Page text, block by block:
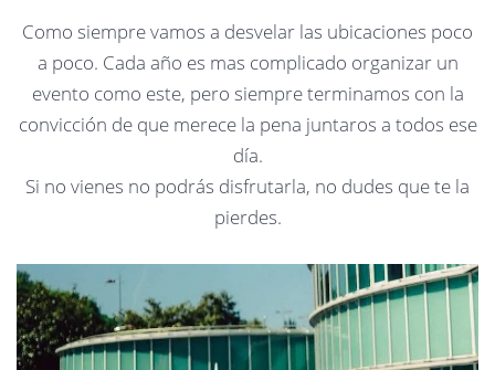
Como siempre vamos a desvelar las ubicaciones poco
a poco. Cada año es mas complicado organizar un
evento como este, pero siempre terminamos con la
convicción de que merece la pena juntaros a todos ese
día.
Si no vienes no podrás disfrutarla, no dudes que te la
pierdes.